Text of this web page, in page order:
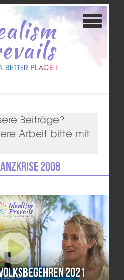
Beiträge?
Arbeit bitte mit
2008
2021